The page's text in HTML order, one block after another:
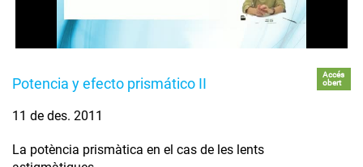
Potencia y efecto prismático II
Accés
obert
11 de des. 2011
La potència prismàtica en el cas de les lents